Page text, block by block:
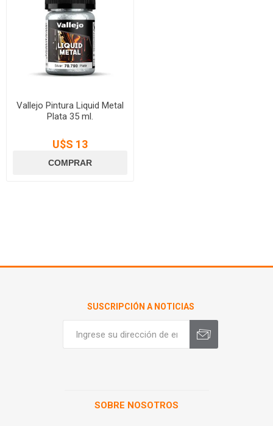
Vallejo Pintura Liquid Metal
Plata 35 ml.
U$S 13
SUSCRIPCIÓN A NOTICIAS
SOBRE NOSOTROS